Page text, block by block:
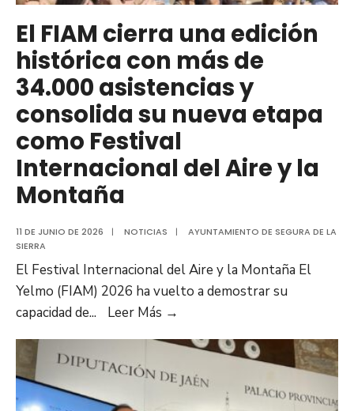
El FIAM cierra una edición
histórica con más de
34.000 asistencias y
consolida su nueva etapa
como Festival
Internacional del Aire y la
Montaña
11 DE JUNIO DE 2026 | NOTICIAS |
AYUNTAMIENTO DE SEGURA DE LA
SIERRA
El Festival Internacional del Aire y la Montaña El
Yelmo (FIAM) 2026 ha vuelto a demostrar su
capacidad de... Leer Más →